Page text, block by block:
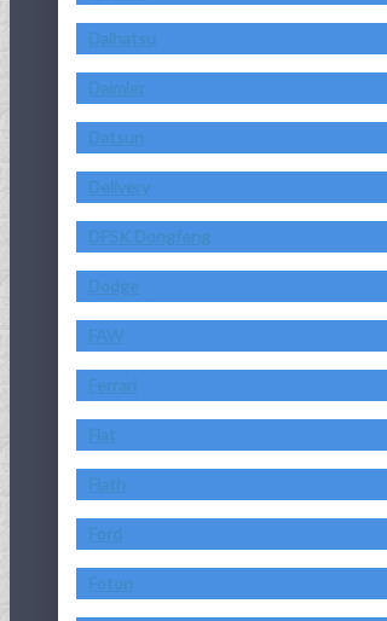
Daihatsu
Daimler
Datsun
Delivery
DFSK Dongfeng
Dodge
FAW
Ferrari
Fiat
Fiath
Ford
Foton